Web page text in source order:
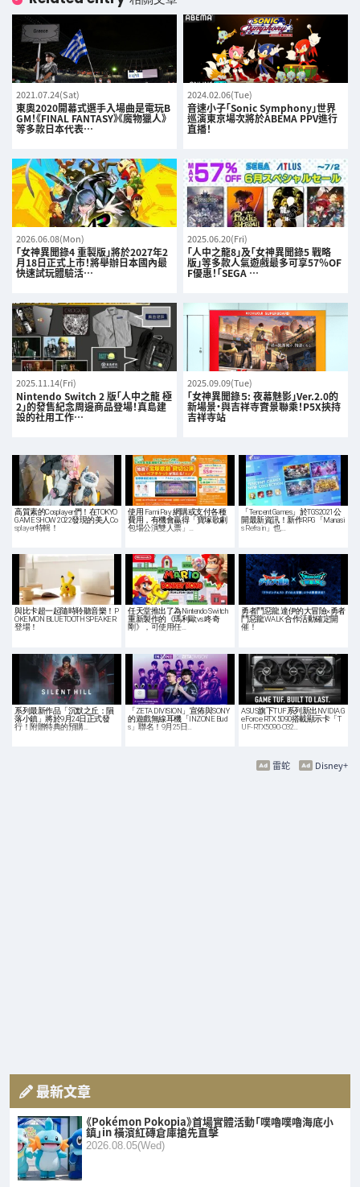
2021.07.24(Sat)
東奧2020開幕式選手入場曲是電玩B
GM！《FINAL FANTASY》《魔物獵人》
等多款日本代表…
2024.02.06(Tue)
音速小子「Sonic Symphony」世界
巡演東京場次將於ABEMA PPV進行
直播！
2026.06.08(Mon)
「女神異聞錄4 重製版」將於2027年2
月18日正式上市！將舉辦日本國內最
快速試玩體驗活…
2025.06.20(Fri)
「人中之龍8」及「女神異聞錄5 戰略
版」等多款人氣遊戲最多可享57％OF
F優惠！「SEGA …
2025.11.14(Fri)
Nintendo Switch 2 版「人中之龍 極
2」的發售紀念周邊商品登場！真島建
設的社用工作…
2025.09.09(Tue)
「女神異聞錄５: 夜幕魅影」Ver.2.0的
新場景・與吉祥寺實景聯乘！P5X挾持
吉祥寺站
高質素的Cosplayer們！在TOKYO
GAME SHOW 2022發現的美人Co
splayer特輯！
使用 FamiPay 網購或支付各種
費用，有機會贏得「寶塚歌劇
包場公演雙人票」…
「Tencent Games」於TGS2021公
開最新資訊！新作RPG「Manasi
s Refrain」也…
與比卡超一起隨時聆聽音樂！P
OKEMON BLUETOOTH SPEAKER
登場！
任天堂推出了為Nintendo Switch
重新製作的《瑪利歐vs.咚奇
剛》，可使用任…
勇者鬥惡龍 達伊的大冒險×勇者
鬥惡龍WALK 合作活動確定開
催！
系列最新作品「沉默之丘：隕
落小鎮」將於9月24日正式發
行！附贈特典的預購…
「ZETA DIVISION」宣佈與SONY
的遊戲無線耳機「INZONE Bud
s」聯名！9月25日…
ASUS旗下TUF系列新出NVIDIA G
eForce RTX 5090搭載顯示卡「T
UF-RTX5090-O32…
Disney+
雷蛇
最新文章
《Pokémon Pokopia》首場實體活動「噗嚕噗嚕海底小
鎮」in 橫濱紅磚倉庫搶先直擊
2026.08.05(Wed)